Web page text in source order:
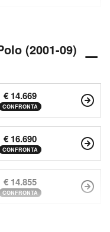
(2001-09)
€ 14.669
CONFRONTA
€ 16.690
CONFRONTA
€ 14.855
CONFRONTA